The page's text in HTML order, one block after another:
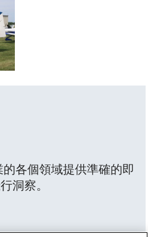
各個領域提供準確的即
洞察。